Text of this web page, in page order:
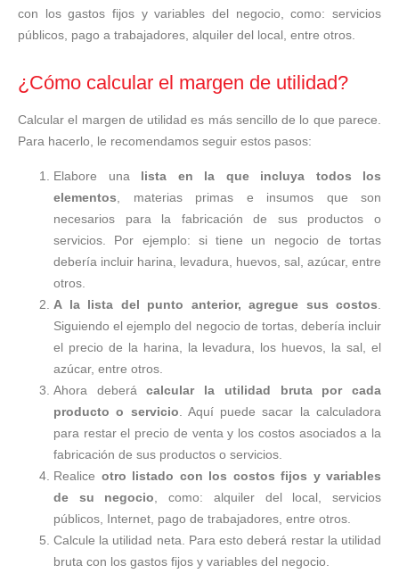
con los gastos fijos y variables del negocio, como: servicios
públicos, pago a trabajadores, alquiler del local, entre otros.
¿Cómo calcular el margen de utilidad?
Calcular el margen de utilidad es más sencillo de lo que parece.
Para hacerlo, le recomendamos seguir estos pasos:
Elabore una lista en la que incluya todos los
elementos , materias primas e insumos que son
necesarios para la fabricación de sus productos o
servicios. Por ejemplo: si tiene un negocio de tortas
debería incluir harina, levadura, huevos, sal, azúcar, entre
otros.
A la lista del punto anterior, agregue sus costos
Siguiendo el ejemplo del negocio de tortas, debería incluir
el precio de la harina, la levadura, los huevos, la sal, el
azúcar, entre otros.
Ahora deberácalcular la utilidad bruta por cada
producto o servicio . Aquí puede sacar la calculadora
para restar el precio de venta y los costos asociados a la
fabricación de sus productos o servicios.
Realice otro listado con los costos fijos y variables
de su negocio , como: alquiler del local, servicios
públicos, Internet, pago de trabajadores, entre otros.
Calcule la utilidad neta. Para esto deberá restar la utilidad
bruta con los gastos fijos y variables del negocio.